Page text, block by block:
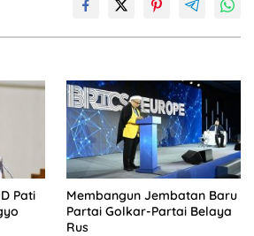
Pati
Membangun Jembatan Baru
Partai Golkar-Partai Belaya
Rus